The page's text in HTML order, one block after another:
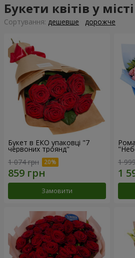
Букети квітів у
Сортування: дешевше дорожче
Букет в ЕКО упаковці "7
червоних троянд"
1 074 грн
Замовити
1